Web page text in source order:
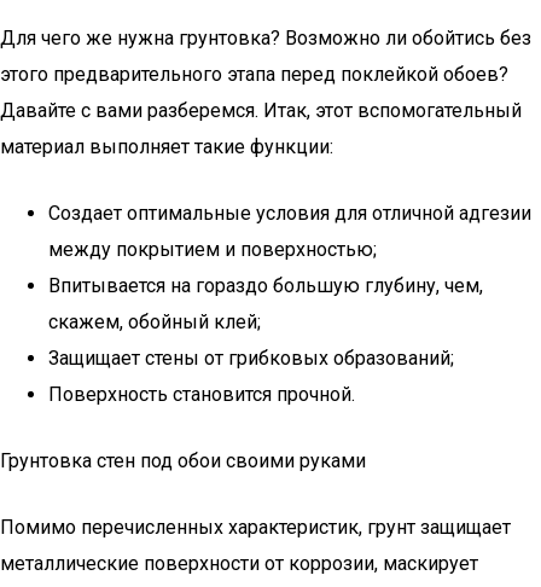
Для чего же нужна грунтовка? Возможно ли обойтись без
этого предварительного этапа перед поклейкой обоев?
Давайте с вами разберемся. Итак, этот вспомогательный
материал выполняет такие функции:
Создает оптимальные условия для отличной адгезии
между покрытием и поверхностью;
Впитывается на гораздо большую глубину, чем,
скажем, обойный клей;
Защищает стены от грибковых образований;
Поверхность становится прочной.
Грунтовка стен под обои своими руками
Помимо перечисленных характеристик, грунт защищает
металлические поверхности от коррозии, маскирует